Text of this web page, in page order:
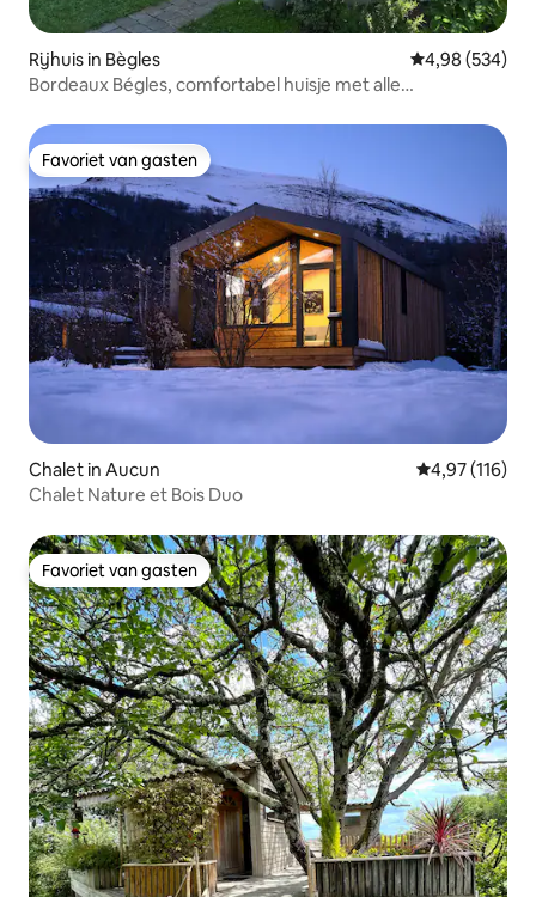
Rijhuis in Bègles Gemiddelde
4,98 (534)
Bordeaux Bégles, comfortabel huisje met alle
Favoriet van gasten
Favoriet van gasten
Chalet in Aucun Gemiddelde
4,97 (116)
Chalet Nature et Bois Duo
Favoriet van gasten
Favoriet van gasten